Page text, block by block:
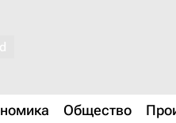
Общество